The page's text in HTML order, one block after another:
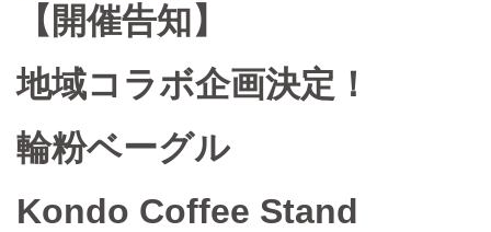
【開催告知】
地域コラボ企画決定！
輪粉ベーグル
Kondo Coffee Stand